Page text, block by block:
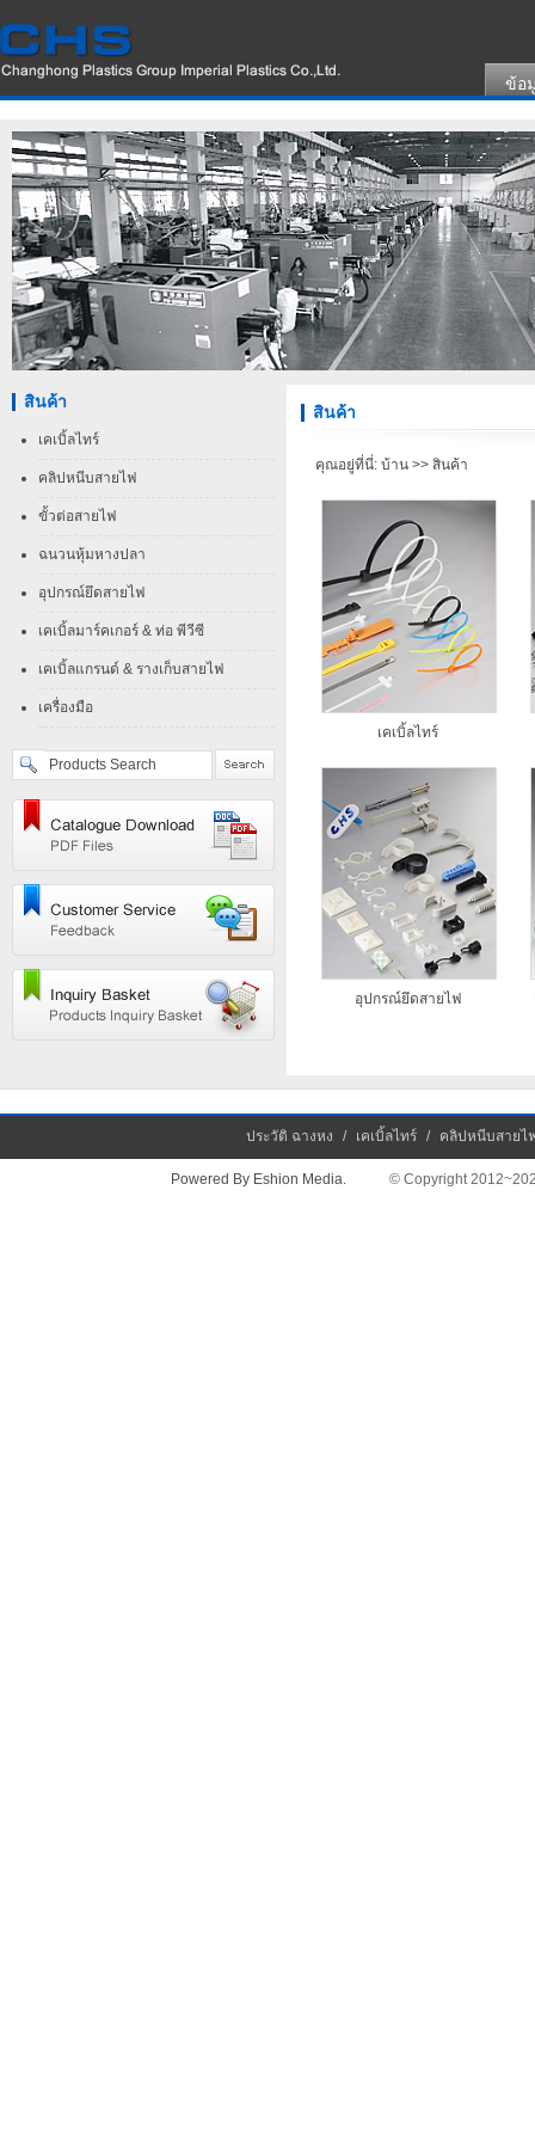
ข้อ
สินค้า
เคเบิ้ลไทร์
คลิปหนีบสายไฟ
ขั้วต่อสายไฟ
ฉนวนหุ้มหางปลา
อุปกรณ์ยึดสายไฟ
เคเบิ้ลมาร์คเกอร์ & ท่อ พีวีซี
เคเบิ้ลแกรนด์ & รางเก็บสายไฟ
เครื่องมือ
สินค้า
คุณอยู่ที่นี่: บ้าน >> สินค้า
เคเบิ้ลไทร์
อุปกรณ์ยึดสายไฟ
ประวัติ ฉางหง / เคเบิ้ลไทร์ / คลิปหนีบสายไ
Powered By Eshion Media. © Copyright 2012~2026